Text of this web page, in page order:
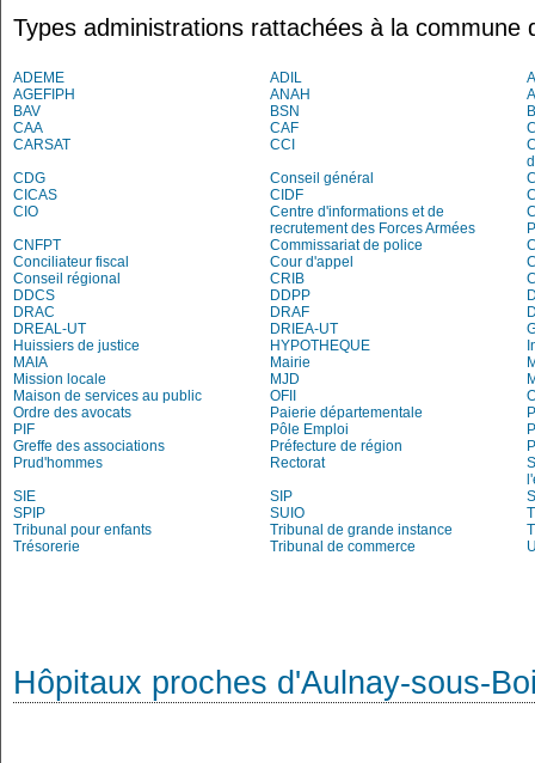
Types administrations rattachées à la commune
ADEME ADIL
AGEFIPH
ANAH
BAV
BSN
CAA
CAF
CARSAT
CCI
CDG
Conseil général
CICAS
CIDF
CIO
Centre d'informations et de
recrutement des Forces Armées
CNFPT
Commissariat de police
Conciliateur fiscal
Cour d'appel
Conseil régional
CRIB
DDCS
DDPP
DRAC
DRAF
DREAL-UT
DRIEA-UT
Huissiers de justice
HYPOTHEQUE
MAIA
Mairie
Mission locale
MJD
Maison de services au public
OFII
Ordre des avocats
Paierie départementale
PIF
Pôle Emploi
Greffe des associations
Préfecture de région
Prud'hommes
Rectorat
SIE
SIP
SPIP
SUIO
Tribunal pour enfants
Tribunal de grande instance
Trésorerie
Tribunal de commerce
Hôpitaux proches d'Aulnay-sous-